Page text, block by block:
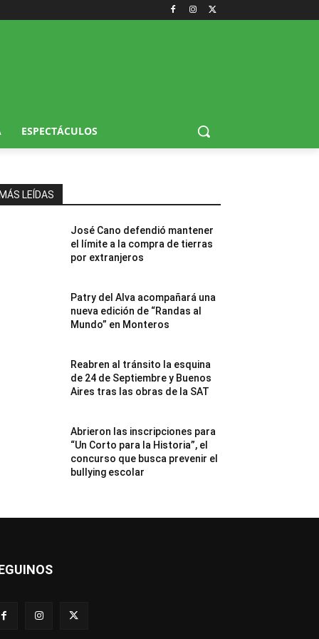
ESPECTÁCULOS
MÁS LEÍDAS
José Cano defendió mantener
el límite a la compra de tierras
por extranjeros
Patry del Alva acompañará una
nueva edición de “Randas al
Mundo” en Monteros
Reabren al tránsito la esquina
de 24 de Septiembre y Buenos
Aires tras las obras de la SAT
Abrieron las inscripciones para
“Un Corto para la Historia”, el
concurso que busca prevenir el
bullying escolar